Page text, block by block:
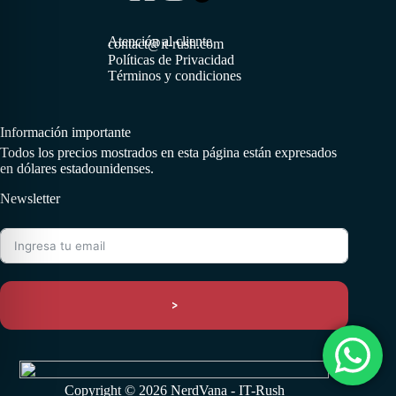
Atención al cliente
contact@it-rush.com
Políticas de Privacidad
Términos y condiciones
Información importante
Todos los precios mostrados en esta página están expresados
en dólares estadounidenses.
Newsletter
>
Copyright © 2026 NerdVana - IT-Rush